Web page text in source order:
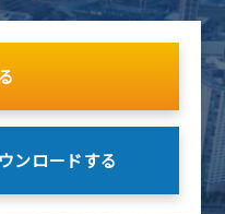
ンロードする